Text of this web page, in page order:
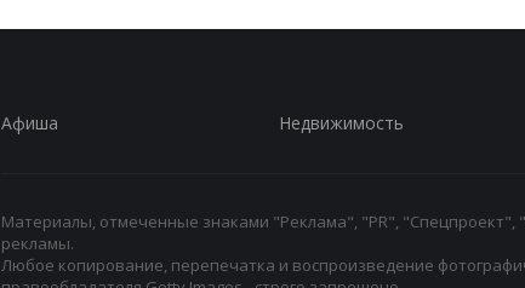
Афиша Недвижимость
Материалы, отмеченные знаками "Реклама", "PR",
рекламы.
Любое копирование, перепечатка и воспроизведение